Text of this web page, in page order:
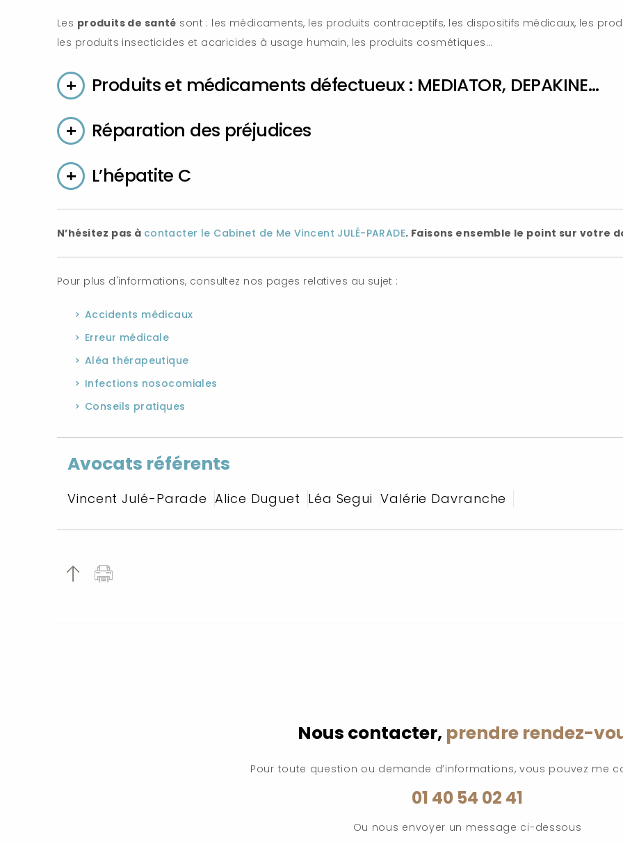
Les produits de santé sont : les médicaments, les produits contraceptifs, les dispositifs médicaux, les
les produits insecticides et acaricides à usage humain, les produits cosmétiques…
Produits et médicaments défectueux : MEDIATOR, DEPAKINE…
Réparation des préjudices
L’hépatite C
N’hésitez pas à contacter le Cabinet de Me Vincent JULÉ-PARADE. Faisons ensemble le point sur votre
Pour plus d'informations, consultez nos pages relatives au sujet :
Accidents médicaux
Erreur médicale
Aléa thérapeutique
Infections nosocomiales
Conseils pratiques
Avocats référents
Vincent Julé-Parade Alice Duguet Léa Segui Valérie Davranche
Nous contacter, prendre rendez-
Pour toute question ou demande d’informations, vous pouvez me
01 40 54 02 41
Ou nous envoyer un message ci-dessous